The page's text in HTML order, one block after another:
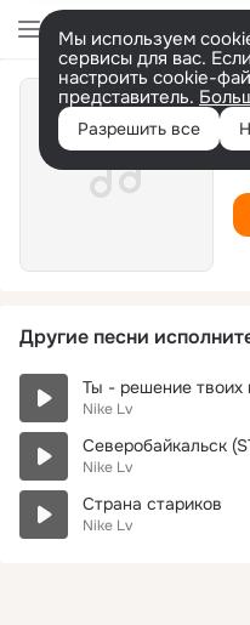
Мы используем
сервисы для вас.
настроить cookie-
представитель.
Разрешить все
Другие песни
Ты - решение твоих
Nike Lv
Северобайкальск
Nike Lv
Страна стариков
Nike Lv